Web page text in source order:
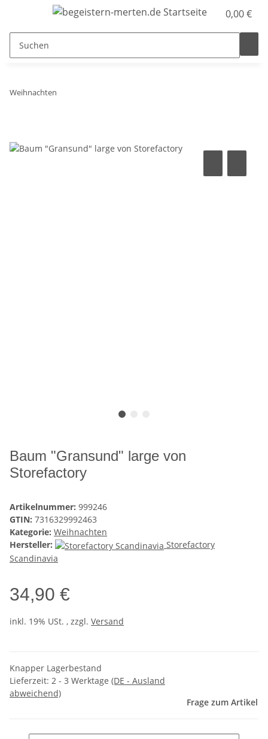
0,00 €
Weihnachten
Baum "Gransund" large von
Storefactory
Artikelnummer: 999246
GTIN: 7316329992463
Kategorie: Weihnachten
Hersteller:
Storefactory
Scandinavia
34,90 €
inkl. 19% USt. , zzgl. Versand
Knapper Lagerbestand
Lieferzeit: 2 - 3 Werktage (DE - Ausland
abweichend)
Frage zum Artikel